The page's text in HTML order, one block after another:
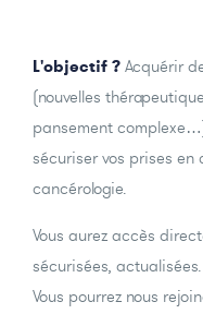
L'objectif ? Acquérir
(nouvelles
pansement
sécuriser vos prises
cancérologie.
Vous aurez accès
sécurisées, actualisées.
Vous pourrez nous